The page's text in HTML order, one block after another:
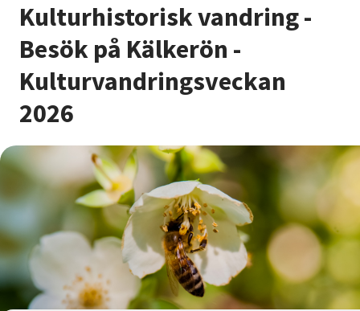
Sök kurser och evenemang
Om SV
Cirkelledare
Nyheter
Avdelningar
Kulturhistorisk vandring -
Besök på Kälkerön -
Kulturvandringsveckan
2026